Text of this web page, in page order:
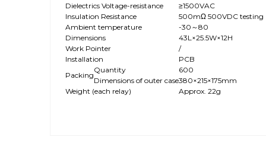
Dielectrics Voltage-resistance
≥1500VAC
Insulation Resistance
500mΩ 500VDC testing
Ambient temperature
-30～80
Dimensions
43L×25.5W×12H
Work Pointer
/
Installation
PCB
Packing
Quantity
600
Dimensions of outer case380×215×175mm
Weight (each relay)
Approx. 22g